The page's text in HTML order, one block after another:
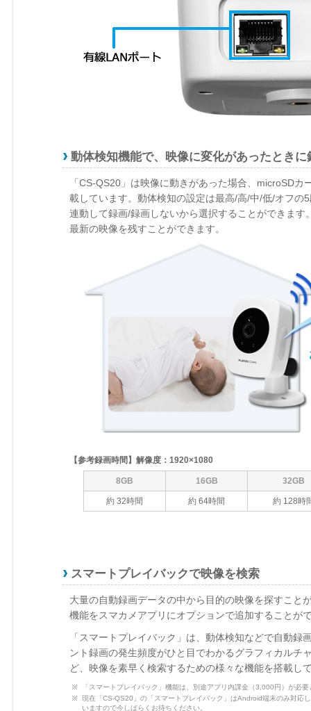
動体検知機能で、映像に変化があったとき
「CS-QS20」は映像に動きがあった場合、microSD
載しています。動体検知の設定は最高/高/中/低/オフ
連動して録画/録画しないから選択することができま
最新の映像を残すことができます。
【参考録画時間】解像度：1920×1080
8GB 16GB 32GB
約 32時間 約 64時間 約 128時
スマートプレイバックで映像を検索
大量の自動録画データの中から目的の映像を探すこと
機能をスマカメアプリにオプションで追加することが
「スマートプレイバック」は、動体検知などで自動
ント録画の発生頻度がひと目でわかるグラフィカルチ
ど、映像を素早く検索するための様々な機能を搭載し
「スマートプレイバック」機能は、別途アプリ内課金（3,000円）が必
現在「CS-QS20」の「スマートプレイバック」はAndroid端末のみ対応
いますので今しばらくお待ちください。